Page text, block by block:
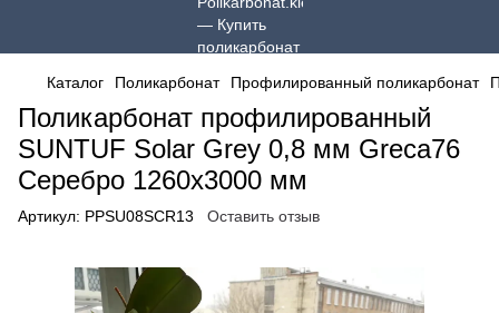
Каталог Поликарбонат Профилированный поликарбонат
Поликарбонат профилированный
SUNTUF Solar Grey 0,8 мм Greca76
Серебро 1260x3000 мм
Артикул: PPSU08SCR13 Оставить отзыв